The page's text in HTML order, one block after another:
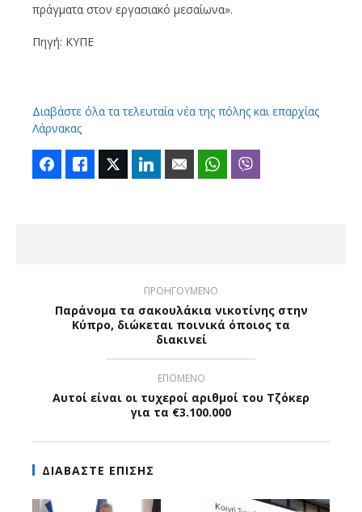
πράγματα στον εργασιακό μεσαίωνα».
Πηγή: ΚΥΠΕ
Διαβάστε όλα τα τελευταία νέα της πόλης και επαρχίας
Λάρνακας
FacebookLike Twitter LinkedIn Email WhatsApp
ΠΡΟΗΓΟΥΜΕΝΟ
Παράνομα τα σακουλάκια νικοτίνης στην
Κύπρο, διώκεται ποινικά όποιος τα
διακινεί
ΕΠΟΜΕΝΟ
Αυτοί είναι οι τυχεροί αριθμοί του Τζόκερ
για τα €3.100.000
ΔΙΑΒΑΣΤΕ ΕΠΙΣΗΣ